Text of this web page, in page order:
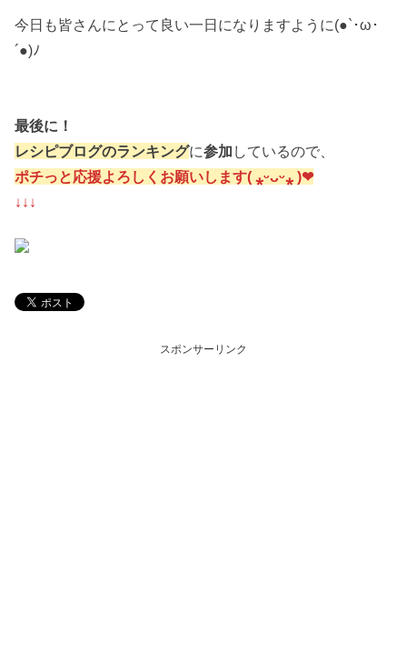
今日も皆さんにとって良い一日になりますように(●`･ω･
´●)ﾉ
最後に！
レシピブログのランキングに参加 しているので、
ポチっと応援よろしくお願いします( ⁎ᵕᴗᵕ⁎ )❤︎
↓↓↓
スポンサーリンク